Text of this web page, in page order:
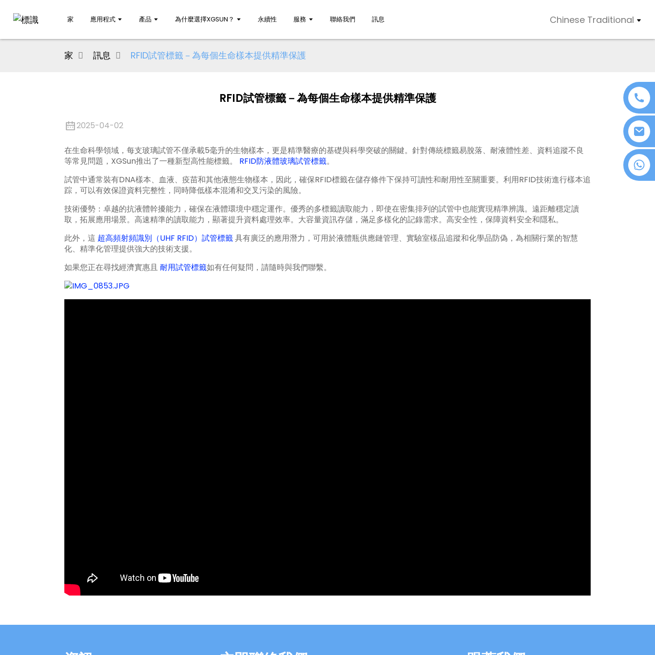
家 應用程式 產品 為什麼選擇XGSUN？ 永續性 服務 聯絡我們 訊息 Chinese Traditional
家 訊息 RFID試管標籤－為每個生命樣本提供精準保護
RFID試管標籤－為每個生命樣本提供精準保護
2025-04-02
在生命科學領域，每支玻璃試管不僅承載5毫升的生物樣本，更是精準醫療的基礎與科學突破的關鍵。針對傳統標籤易脫落、耐液體性差、資料追蹤不良
等常見問題，XGSun推出了一種新型高性能標籤。 RFID防液體玻璃試管標籤。
試管中通常裝有DNA樣本、血液、疫苗和其他液態生物樣本，因此，確保RFID標籤在儲存條件下保持可讀性和耐用性至關重要。利用RFID技術進行樣本追
踪，可以有效保證資料完整性，同時降低樣本混淆和交叉污染的風險。
技術優勢：卓越的抗液體幹擾能力，確保在液體環境中穩定運作。優秀的多標籤讀取能力，即使在密集排列的試管中也能實現精準辨識。遠距離穩定讀
取，拓展應用場景。高速精準的讀取能力，顯著提升資料處理效率。大容量資訊存儲，滿足多樣化的記錄需求。高安全性，保障資料安全和隱私。
此外，這 超高頻射頻識別（UHF RFID）試管標籤具有廣泛的應用潛力，可用於液體瓶供應鏈管理、實驗室樣品追蹤和化學品防偽，為相關行業的智慧
化、精準化管理提供強大的技術支援。
如果您正在尋找經濟實惠且耐用試管標籤如有任何疑問，請隨時與我們聯繫。